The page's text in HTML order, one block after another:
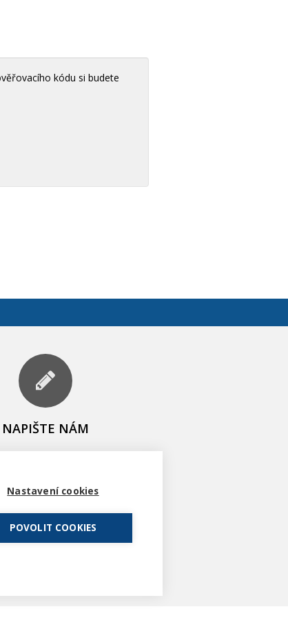
kódu si budete
NAPIŠTE NÁM
Prašné brány 1079/3
+420 702 026 600
Nastavení cookies
POVOLIT COOKIES